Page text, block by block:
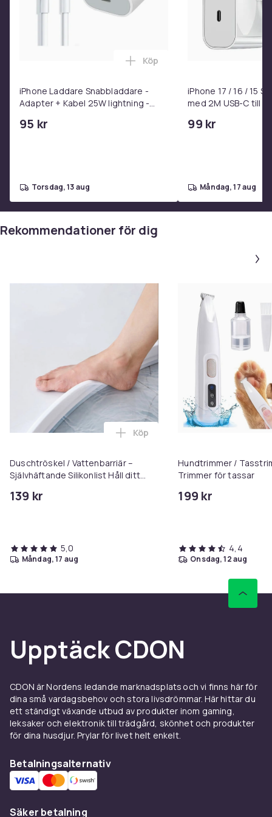
och rymdäventyr – för alla som älskar EXIT®-spel.
Vikt, gram
c2e0e1f4-0430-58c6-b934-da99628e3731
iPhone Laddare Snabbladdare -
Adapter + Kabel 25W lightning -
95 kr
Lägg till iPhone Laddare
Köp
torsdag, 13 aug
iPhone 17 / 16 / 15
med 2M USB-C till
99 kr
måndag, 17 aug
Rekommendationer för dig
Duschtröskel / Vattenbarriär –
Självhäftande Silikonlist Håll ditt
139 kr
Lägg till Duschtröskel /
Köp
5,0
måndag, 17 aug
Hundtrimmer /
Trimmer för tassar
199 kr
4,4
onsdag, 12 aug
Upptäck CDON
CDON är Nordens ledande marknadsplats och vi finns här för
dina små vardagsbehov och stora livsdrömmar. Här hittar du
ett ständigt växande utbud av produkter inom gaming,
leksaker och elektronik till trädgård, skönhet och produkter
för dina husdjur. Prylar för livet helt enkelt.
Betalningsalternativ
Säker betalning